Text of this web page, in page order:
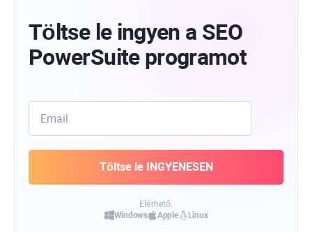
Töltse le ingyen a SEO
PowerSuite programot
Elérhető:
Windows
Apple Linux